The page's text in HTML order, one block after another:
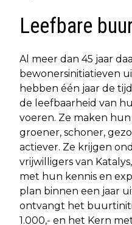
Leefbare
Al meer dan 45 jaar
bewonersinitiatieven
hebben één jaar de
de leefbaarheid van
voeren. Ze maken
groener, schoner,
actiever. Ze krijgen
vrijwilligers van
met hun kennis en
plan binnen een jaar
ontvangt het
1.000,- en het Kern